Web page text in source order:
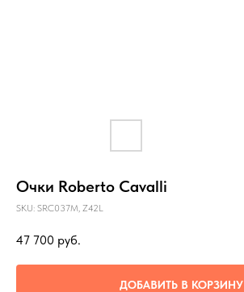
Очки Roberto Cavalli
SKU: SRC037M, Z42L
47 700 руб.
ДОБАВИТЬ В КОРЗИНУ